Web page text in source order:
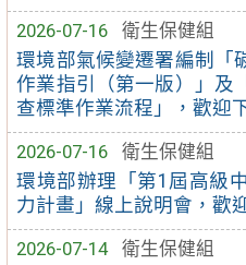
2026-07-16
衛生保健組
環境部氣候變遷署編制「
作業指引（第一版）」及
查標準作業流程」，歡迎
2026-07-16
衛生保健組
環境部辦理「第1屆高級
力計畫」線上說明會，歡
2026-07-14
衛生保健組